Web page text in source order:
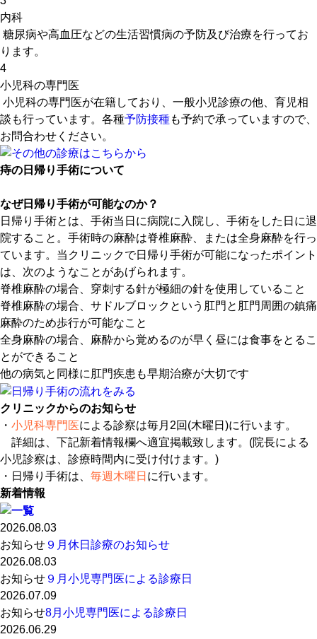
内科
糖尿病や高血圧などの生活習慣病の予防及び治療を行ってお
ります。
4
小児科の専門医
小児科の専門医が在籍しており、一般小児診療の他、育児相
談も行っています。各種予防接種も予約で承っていますので、
お問合わせください。
痔の日帰り手術について
なぜ日帰り手術が可能なのか？
日帰り手術とは、手術当日に病院に入院し、手術をした日に退
院すること。手術時の麻酔は脊椎麻酔、または全身麻酔を行っ
ています。当クリニックで日帰り手術が可能になったポイント
は、次のようなことがあげられます。
脊椎麻酔の場合、穿刺する針が極細の針を使用していること
脊椎麻酔の場合、サドルブロックという 肛門と肛門周囲の鎮痛
麻酔のため歩行が可能なこと
全身麻酔の場合、 麻酔から覚めるのが早く 昼には食事をとるこ
とができること
他の病気と同様に肛門疾患も早期治療が大切です
クリニックからのお知らせ
・ 小児科専門医による診察は毎月2回(木曜日)に行います。
詳細は、下記新着情報欄へ適宜掲載致します。(院長による
小児診察は、診療時間内に受け付けます。)
・日帰り手術は、 毎週木曜日 に行います。
新着情報
2026.08.03
お知らせ ９月休日診療のお知らせ
2026.08.03
お知らせ ９月小児専門医による診療日
2026.07.09
お知らせ8月小児専門医による診療日
2026.06.29